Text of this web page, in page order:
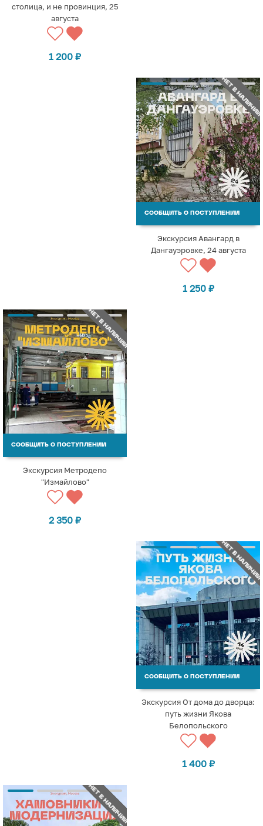
столица, и не провинция, 25
августа
1 200 ₽
НЕТ В НАЛИЧИИ
СООБЩИТЬ О ПОСТУПЛЕНИИ
Экскурсия Авангард в
Дангауэровке, 24 августа
1 250 ₽
НЕТ В НАЛИЧИИ
СООБЩИТЬ О ПОСТУПЛЕНИИ
Экскурсия Метродепо
"Измайлово"
2 350 ₽
НЕТ В НАЛИЧИИ
СООБЩИТЬ О ПОСТУПЛЕНИИ
Экскурсия От дома до дворца:
путь жизни Якова
Белопольского
1 400 ₽
НЕТ В НАЛИЧИИ